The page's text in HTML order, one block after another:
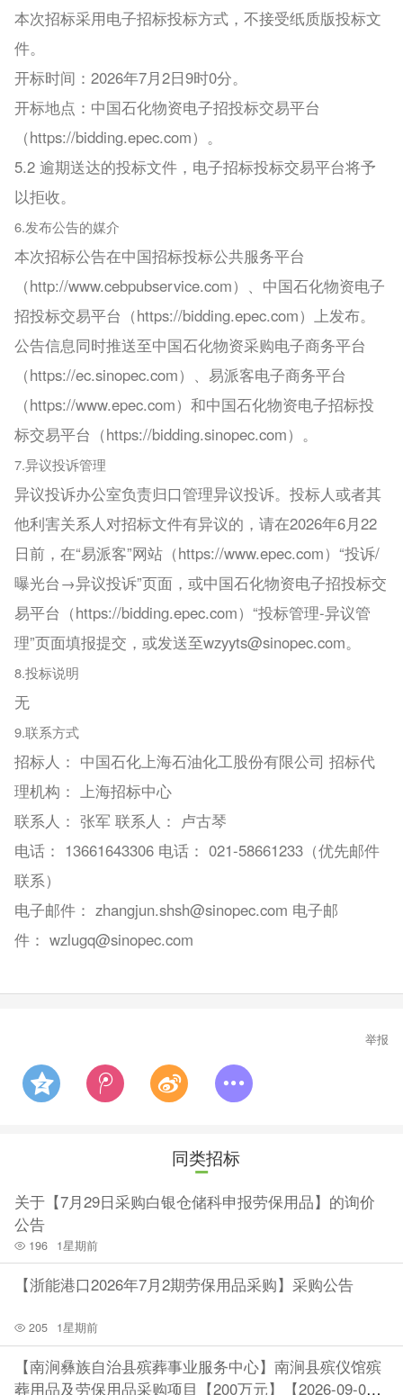
本次招标采用电子招标投标方式，不接受纸质版投标文
件。
开标时间：2026年7月2日9时0分。
开标地点：中国石化物资电子招投标交易平台
（https://bidding.epec.com）。
5.2 逾期送达的投标文件，电子招标投标交易平台将予
以拒收。
6.发布公告的媒介
本次招标公告在中国招标投标公共服务平台
（http://www.cebpubservice.com）、中国石化物资电子
招投标交易平台（https://bidding.epec.com）上发布。
公告信息同时推送至中国石化物资采购电子商务平台
（https://ec.sinopec.com）、易派客电子商务平台
（https://www.epec.com）和中国石化物资电子招标投
标交易平台（https://bidding.sinopec.com）。
7.异议投诉管理
异议投诉办公室负责归口管理异议投诉。投标人或者其
他利害关系人对招标文件有异议的，请在2026年6月22
日前，在“易派客”网站（https://www.epec.com）“投诉/
曝光台→异议投诉”页面，或中国石化物资电子招投标交
易平台（https://bidding.epec.com）“投标管理-异议管
理”页面填报提交，或发送至wzyyts@sinopec.com。
8.投标说明
无
9.联系方式
招标人： 中国石化上海石油化工股份有限公司 招标代
理机构： 上海招标中心
联系人： 张军 联系人： 卢古琴
电话： 13661643306 电话： 021-58661233（优先邮件
联系）
电子邮件： zhangjun.shsh@sinopec.com 电子邮
件： wzlugq@sinopec.com
举报
同类招标
关于【7月29日采购白银仓储科申报劳保用品】的询价
公告
196 1星期前
【浙能港口2026年7月2期劳保用品采购】采购公告
205 1星期前
【南涧彝族自治县殡葬事业服务中心】南涧县殡仪馆殡
葬用品及劳保用品采购项目【200万元】【2026-09-0